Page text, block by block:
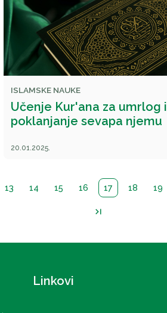
ISLAMSKE NAUKE
Učenje Kur'ana za umrlog i
poklanjanje sevapa njemu
20.01.2025.
13 14 15 16 17 18 19
last_page
Linkovi